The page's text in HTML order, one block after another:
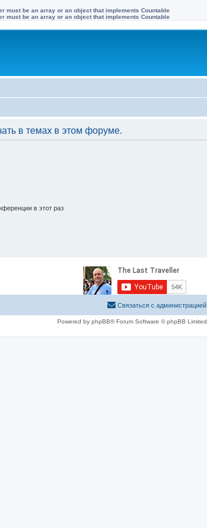
must be an array or an object that implements Countable
must be an array or an object that implements Countable
в темах в этом форуме.
в этот раз
Связаться с администрацией
Powered by phpBB® Forum Software © phpBB Limited